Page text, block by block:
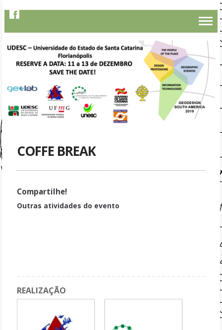
COFFE BREAK
Compartilhe!
Outras atividades do evento
REALIZAÇÃO